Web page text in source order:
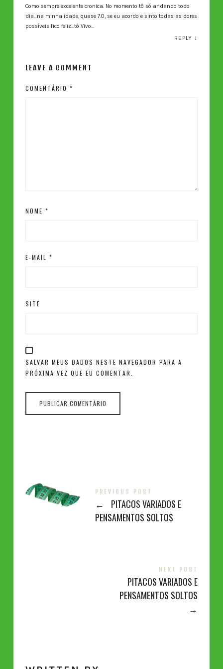
Como sempre excelente cronica. No momento tô só andando todo
dia…na minha idade, quase 7.0, se eu acordo e sinto todas as dores
possíveis fico feliz…tô Vivo…
REPLY ↓
LEAVE A COMMENT
COMENTÁRIO *
NOME *
E-MAIL *
SITE
SALVAR MEUS DADOS NESTE NAVEGADOR PARA A
PRÓXIMA VEZ QUE EU COMENTAR.
PREVIOUS POST
←
PITACOS VARIADOS E
PENSAMENTOS SOLTOS
NEXT POST
PITACOS VARIADOS E
PENSAMENTOS SOLTOS
→